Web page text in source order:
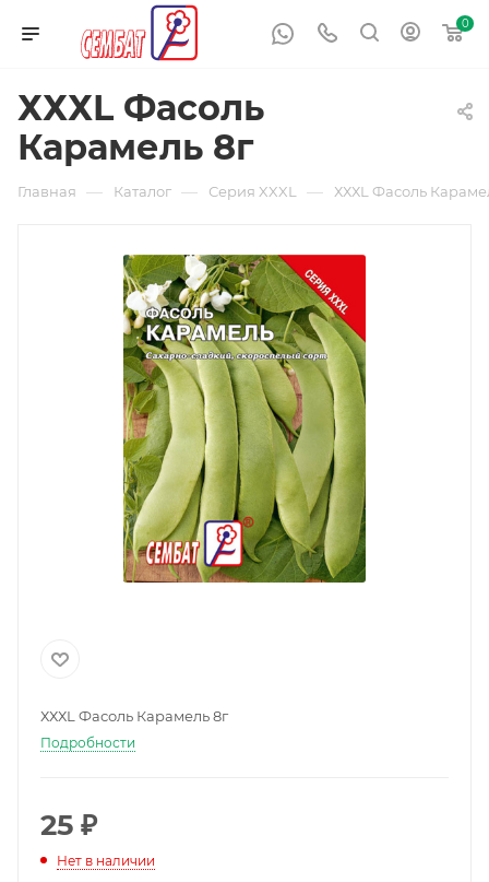
0
ХХХL Фасоль
Карамель 8г
Главная — Каталог — Серия XXXL — ХХХL Фасоль
ХХХL Фасоль Карамель 8г
Подробности
25 ₽
Нет в наличии